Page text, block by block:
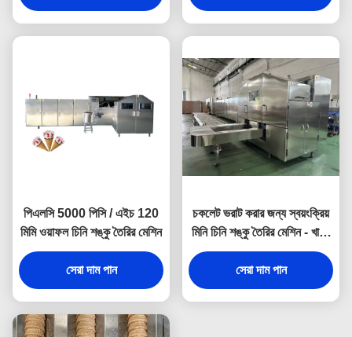
পিএলসি 5000 পিসি / এইচ 120
মিমি ওয়াফল চিনি শঙ্কু তৈরির মেশিন
সেরা দাম পান
চকলেট ভরাট করার জন্য স্বয়ংক্রিয়
মিনি চিনি শঙ্কু তৈরির মেশিন - খাদ্য
কারখানার জন্য ডিজাইন করা হয়েছে
সেরা দাম পান